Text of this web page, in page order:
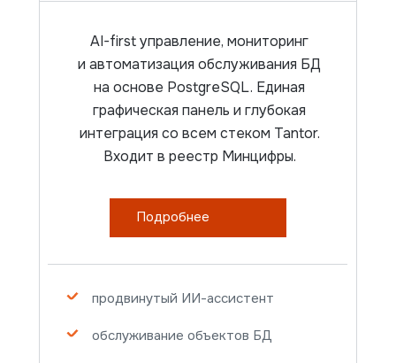
Подробнее
AI-first управление, мониторинг
и автоматизация обслуживания БД
на основе PostgreSQL. Единая
графическая панель и глубокая
интеграция со всем стеком Tantor.
Входит в реестр Минцифры.
продвинутый ИИ-ассистент
обслуживание объектов БД